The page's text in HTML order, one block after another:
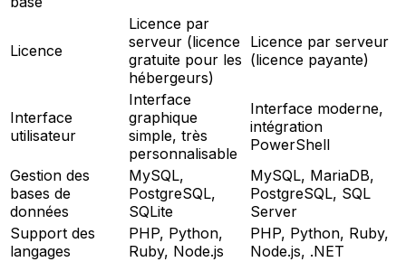
Licence
Licence par
serveur (licence
gratuite pour les
hébergeurs)
Licence par serveur
(licence payante)
Interface
utilisateur
Interface
graphique
simple, très
personnalisable
Interface moderne,
intégration
PowerShell
Gestion des
bases de
données
MySQL,
PostgreSQL,
SQLite
MySQL, MariaDB,
PostgreSQL, SQL
Server
Support des
langages
PHP, Python,
Ruby, Node.js
PHP, Python, Ruby,
Node.js, .NET